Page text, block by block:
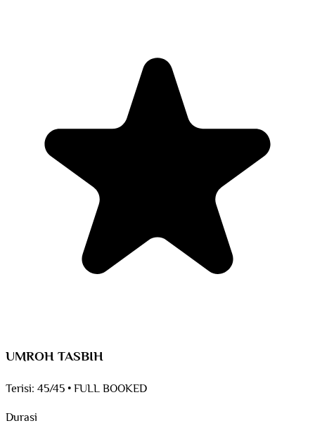
UMROH TASBIH
Terisi: 45/45•FULL BOOKED
Durasi